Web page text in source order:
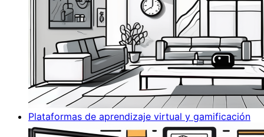
Plataformas de aprendizaje virtual y gamificación